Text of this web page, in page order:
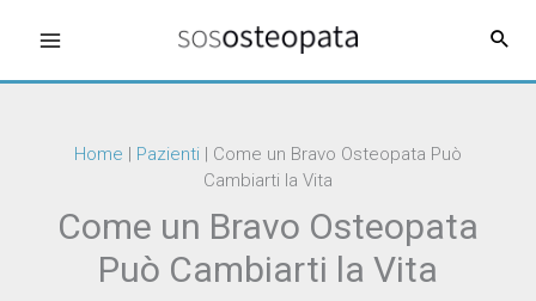
Home | Pazienti | Come un Bravo Osteopata Può
Cambiarti la Vita
Come un Bravo Osteopata
Può Cambiarti la Vita